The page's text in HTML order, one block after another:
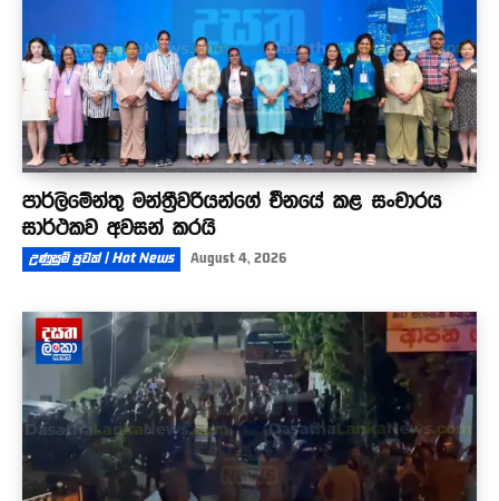
පාර්ලිමේන්තු මන්ත්‍රීවරියන්ගේ චීනයේ කළ සංචාරය
සාර්ථකව අවසන් කරයි
උණුසුම් පුවත් | Hot News August 4, 2026